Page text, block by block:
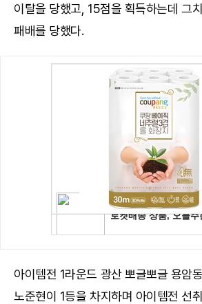
이탈을 당했고, 15점을 획득하는데 그
패배를 당했다.
아이템전 1라운드 광산 뽀글뽀글 용암
노준현이 1등을 차지하며 아이템전 선